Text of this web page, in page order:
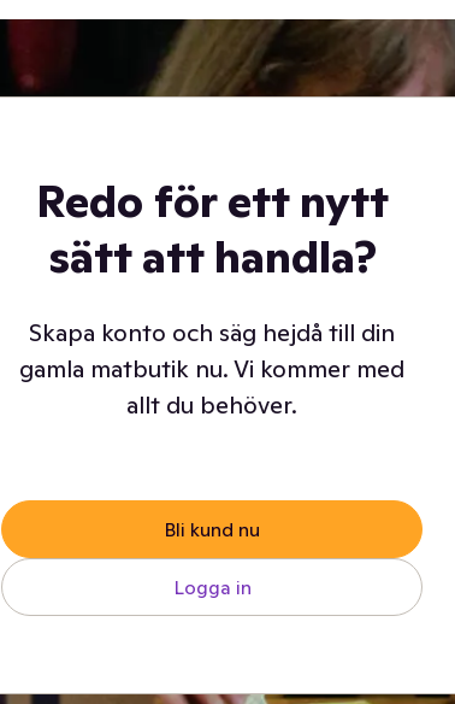
Redo för ett nytt
sätt att handla?
Skapa konto och säg hejdå till din
gamla matbutik nu. Vi kommer med
allt du behöver.
Bli kund nu
Logga in